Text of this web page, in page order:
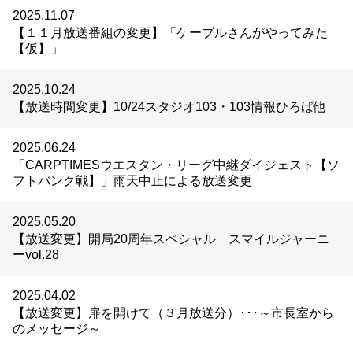
2025.11.07
【１１月放送番組の変更】「ケーブルさんがやってみた
【仮】」
2025.10.24
【放送時間変更】10/24スタジオ103・103情報ひろば他
2025.06.24
「CARPTIMESウエスタン・リーグ中継ダイジェスト【ソ
フトバンク戦】」雨天中止による放送変更
2025.05.20
【放送変更】開局20周年スペシャル スマイルジャーニ
ーvol.28
2025.04.02
【放送変更】扉を開けて（３月放送分）･･･～市長室から
のメッセージ～